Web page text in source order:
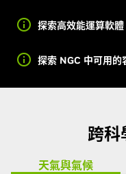
探索高效能運算軟體
探索 NGC 中可用的
跨科
天氣與氣候